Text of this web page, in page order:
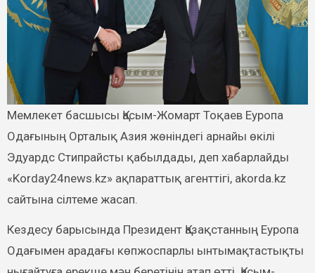
Мемлекет басшысы Қасым-Жомарт Тоқаев Еуропа
Одағының Орталық Азия жөніндегі арнайы өкілі
Эдуардс Стипрайсты қабылдады, деп хабарлайды
«Korday24news.kz» ақпараттық агенттігі, akorda.kz
сайтына сілтеме жасап.
Кездесу барысында Президент Қазақстанның Еуропа
Одағымен арадағы көпжоспарлы ынтымақтастықты